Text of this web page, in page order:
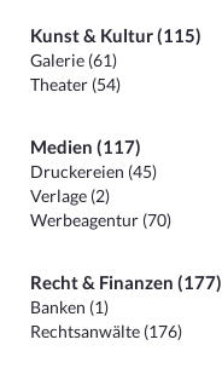
Kunst & Kultur (115)
Galerie (61)
Theater (54)
Medien (117)
Druckereien (45)
Verlage (2)
Werbeagentur (70)
Recht & Finanzen (177)
Banken (1)
Rechtsanwälte (176)